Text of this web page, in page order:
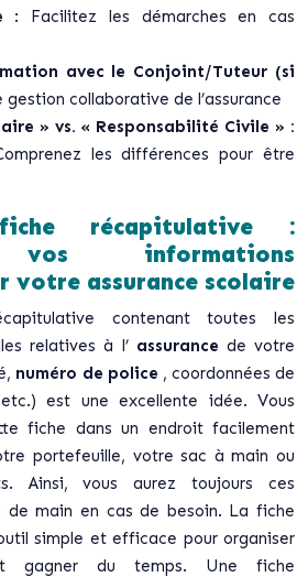
: Facilitez les démarches en cas
avec le Conjoint/Tuteur (si
gestion collaborative de l’assurance
» vs. « Responsabilité Civile » :
les différences pour être
récapitulative :
vos informations
votre assurance scolaire
contenant toutes les
relatives à l’ assurance de votre
numéro de police , coordonnées de
etc.) est une excellente idée. Vous
fiche dans un endroit facilement
portefeuille, votre sac à main ou
Ainsi, vous aurez toujours ces
de main en cas de besoin. La fiche
simple et efficace pour organiser
gagner du temps. Une fiche